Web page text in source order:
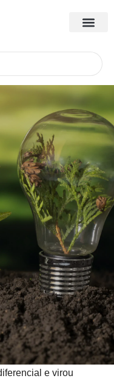
e virou